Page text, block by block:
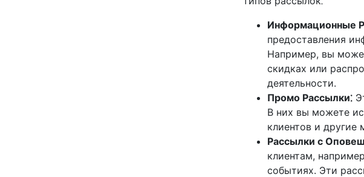
Информационные
предоставления
Например, вы
скидках или
деятельности.
Промо Рассылки⁚
В них вы можете
клиентов и другие
Рассылки с
клиентам,
событиях. Эти